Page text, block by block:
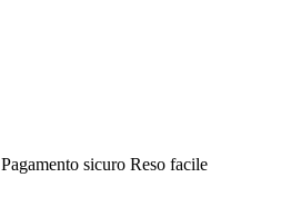
Pagamento sicuro Reso facile